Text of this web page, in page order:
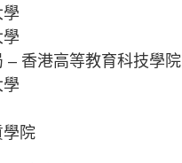
– 香港高等教育科技學院
學院